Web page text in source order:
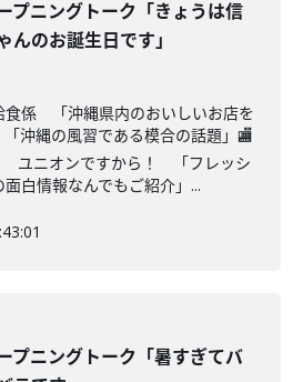
プニングトーク「きょうは信
んのお誕生日です」
食係 「沖縄県内のおいしいお店を
沖縄の風習である模合の話題」🏬
ユニオンですから！ 「フレッシ
白情報なんでもご紹介」...
プニングトーク「暑すぎてバ